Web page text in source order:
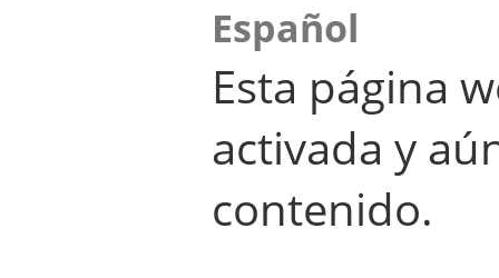
Español
Esta página
activada y
contenido.